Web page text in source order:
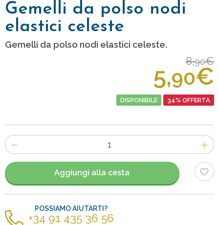
Gemelli da polso nodi
elastici celeste
Gemelli da polso nodi elastici celeste.
8,90€
5,90€
DISPONIBILE 34% OFFERTA
Numero
di
articoli
Aggiungi alla cesta
POSSIAMO AIUTARTI?
+34 91 435 36 56